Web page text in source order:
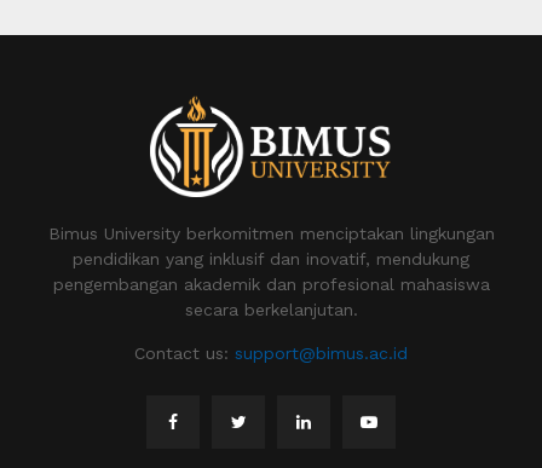
Bimus University berkomitmen menciptakan lingkungan
pendidikan yang inklusif dan inovatif, mendukung
pengembangan akademik dan profesional mahasiswa
secara berkelanjutan.
Contact us: support@bimus.ac.id